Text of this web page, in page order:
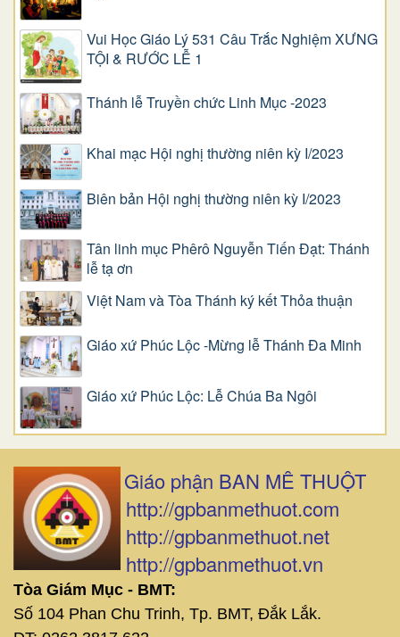
Vui Học Giáo Lý 531 Câu Trắc Nghiệm XƯNG
TỘI & RƯỚC LỄ 1
Thánh lễ Truyền chức Linh Mục -2023
Khai mạc Hội nghị thường niên kỳ I/2023
Biên bản Hội nghị thường niên kỳ I/2023
Tân linh mục Phêrô Nguyễn Tiến Đạt: Thánh
lễ tạ ơn
Việt Nam và Tòa Thánh ký kết Thỏa thuận
Giáo xứ Phúc Lộc -Mừng lễ Thánh Đa Minh
Giáo xứ Phúc Lộc: Lễ Chúa Ba Ngôi
Giáo phận BAN MÊ THUỘT
http://gpbanmethuot.com
http://gpbanmethuot.net
http://gpbanmethuot.vn
Tòa Giám Mục - BMT:
Số 104 Phan Chu Trinh, Tp. BMT, Đắk Lắk.